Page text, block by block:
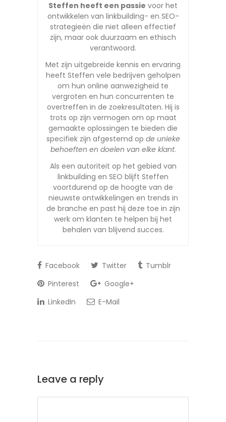
Steffen heeft een passie voor het
ontwikkelen van linkbuilding- en SEO-
strategieën die niet alleen effectief
zijn, maar ook duurzaam en ethisch
verantwoord.
Met zijn uitgebreide kennis en ervaring
heeft Steffen vele bedrijven geholpen
om hun online aanwezigheid te
vergroten en hun concurrenten te
overtreffen in de zoekresultaten. Hij is
trots op zijn vermogen om op maat
gemaakte oplossingen te bieden die
specifiek zijn afgestemd op de unieke
behoeften en doelen van elke klant.
Als een autoriteit op het gebied van
linkbuilding en SEO blijft Steffen
voortdurend op de hoogte van de
nieuwste ontwikkelingen en trends in
de branche en past hij deze toe in zijn
werk om klanten te helpen bij het
behalen van blijvend succes.
Facebook Twitter
Tumblr
Pinterest
Google+
LinkedIn
E-Mail
Leave a reply